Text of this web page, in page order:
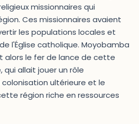
missionnaires qui
Ces missionnaires avaient
les populations locales et
l'Église catholique. Moyobamba
alors le fer de lance de cette
allait jouer un rôle
ultérieure et le
région riche en ressources